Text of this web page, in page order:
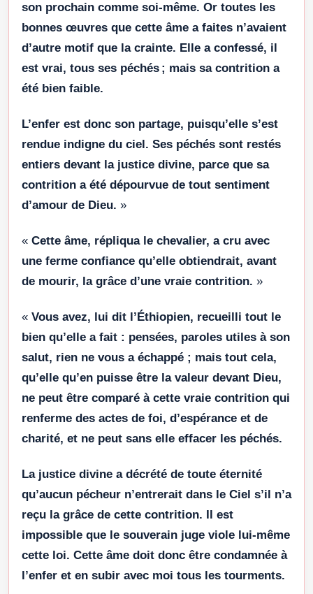
son prochain comme soi-même. Or toutes les
bonnes œuvres que cette âme a faites n’avaient
d’autre motif que la crainte. Elle a confessé, il
est vrai, tous ses péchés ; mais sa contrition a
été bien faible.
L’enfer est donc son partage, puisqu’elle s’est
rendue indigne du ciel. Ses péchés sont restés
entiers devant la justice divine, parce que sa
contrition a été dépourvue de tout sentiment
d’amour de Dieu. »
« Cette âme, répliqua le chevalier, a cru avec
une ferme confiance qu’elle obtiendrait, avant
de mourir, la grâce d’une vraie contrition. »
« Vous avez, lui dit l’Éthiopien, recueilli tout le
bien qu’elle a fait : pensées, paroles utiles à son
salut, rien ne vous a échappé ; mais tout cela,
qu’elle qu’en puisse être la valeur devant Dieu,
ne peut être comparé à cette vraie contrition qui
renferme des actes de foi, d’espérance et de
charité, et ne peut sans elle effacer les péchés.
La justice divine a décrété de toute éternité
qu’aucun pécheur n’entrerait dans le Ciel s’il n’a
reçu la grâce de cette contrition. Il est
impossible que le souverain juge viole lui-même
cette loi. Cette âme doit donc être condamnée à
l’enfer et en subir avec moi tous les tourments.